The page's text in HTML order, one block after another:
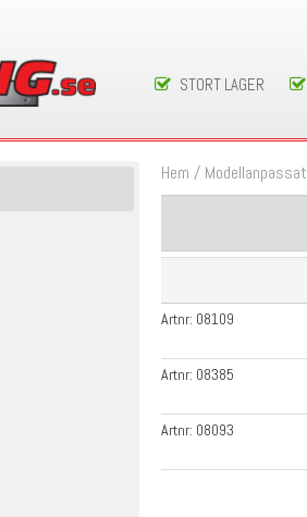
STORT LAGER
Hem / Modellanpassat
Artnr: 08109
Artnr: 08385
Artnr: 08093